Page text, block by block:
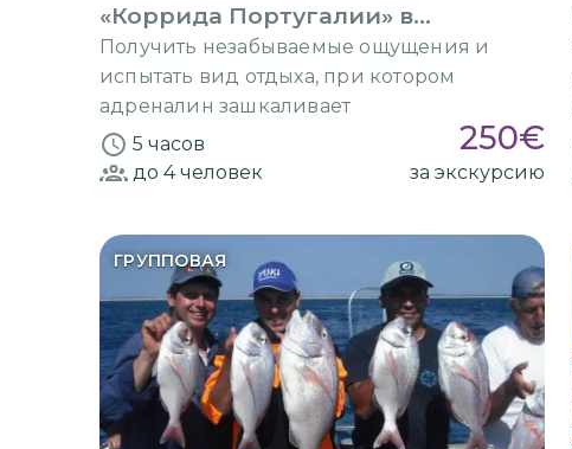
«Коррида Португалии» в
Лиссабоне
Получить незабываемые ощущения и
испытать вид отдыха, при котором
адреналин зашкаливает
5 часов
250€
до 4человек за экскурсию
ГРУППОВАЯ